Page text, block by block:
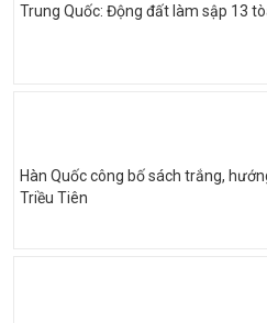
Trung Quốc: Động đất làm sập 13
Hàn Quốc công bố sách trắng,
Triều Tiên